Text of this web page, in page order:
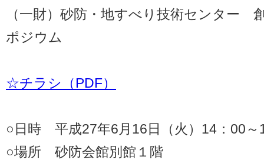
Navigation
（一財）砂防・地すべり技術センター
ポジウム
☆チラシ（PDF）
○日時 平成27年6月16日（火）14：00～
○場所 砂防会館別館１階